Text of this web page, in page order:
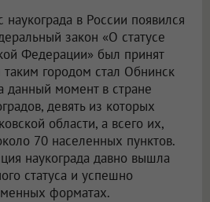
в России появился
закон «О статусе
Федерации» был принят
городом стал Обнинск
данный момент в стране
девять из которых
области, а всего их,
70 населенных пунктов.
наукограда давно вышла
статуса и успешно
форматах.